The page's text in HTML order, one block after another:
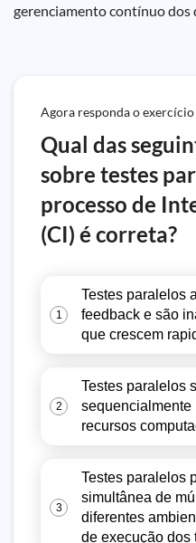
gerenciamento contínuo dos
Agora responda o
Qual das
sobre testes
processo de
(CI) é correta?
1
Testes paralelos
feedback e são
que crescem
2
Testes paralelos
sequencialmente
recursos
3
Testes paralelos
simultânea de
diferentes
de execução dos